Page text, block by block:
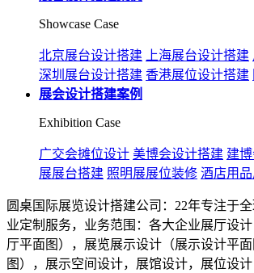
Showcase Case
北京展台设计搭建 上海展台设计搭建
深圳展台设计搭建 香港展位设计搭建
展会设计搭建案例
Exhibition Case
广交会摊位设计 美博会设计搭建 建
展展台搭建 照明展展位装修 酒店用
圆桌国际展览设计搭建公司：22年专注于
业定制服务，业务范围：各大企业展厅设
厅平面图），展览展示设计（展示设计平
图），展示空间设计，展馆设计，展位设